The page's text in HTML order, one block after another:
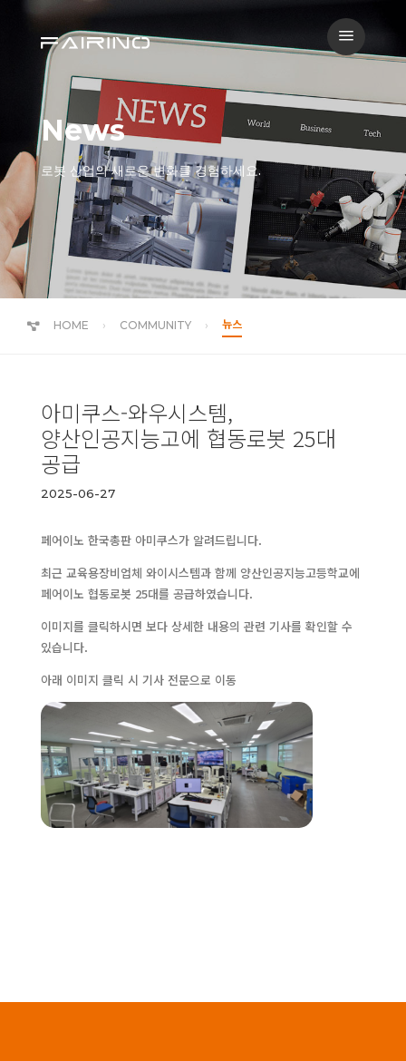
a
News
로봇 산업의 새로운 변화를 경험하세요.
HOME COMMUNITY 뉴스
아미쿠스-와우시스템,
양산인공지능고에 협동로봇 25대
공급
2025-06-27
페어이노 한국총판 아미쿠스가 알려드립니다.
최근 교육용장비업체 와이시스템과 함께 양산인공지능고등학교에
페어이노 협동로봇 25대를 공급하였습니다.
이미지를 클릭하시면 보다 상세한 내용의 관련 기사를 확인할 수
있습니다.
아래 이미지 클릭 시 기사 전문으로 이동